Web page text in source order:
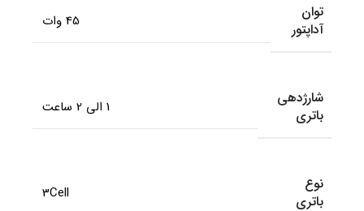
توان
آداپتور
45 وات
شارژدهی
باتری
1 الی 2 ساعت
نوع
باتری
3Cell